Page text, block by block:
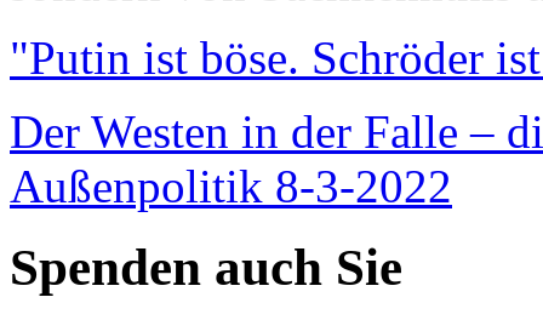
"Putin ist böse. Schröder
Der Westen in der Falle –
Außenpolitik 8-3-2022
Spenden auch Sie